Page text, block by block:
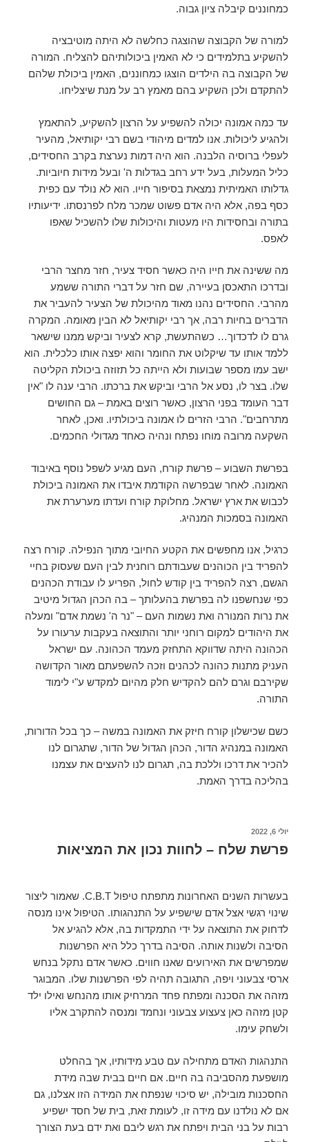
כמחוננים קיבלה ציון גבוה.
למורה של הקבוצה שהוצגה כחלשה לא היתה מוטיבציה
להשקיע בתלמידים כי לא האמין ביכולותיהם להצליח. המורה
של הקבוצה בה הילדים הוצגו כמחוננים, האמין ביכולת שלהם
להתקדם ולכן השקיע בהם מאמץ רב על מנת שיצליחו.
עד כמה אמונה יכולה להשפיע על הרצון להשקיע, להתאמץ
ולהגיע ליכולות. אנו למדים מיהודי בשם רבי יקותיאל, מהעיר
לעפלי ברוסיה הלבנה. הוא היה דמות נערצת בקרב החסידים,
כליל המעלות, בעל ידע רחב בגדלות ה' ובעל מידות חיוביות.
גדלותו האמיתית נמצאת בסיפור חייו. הוא לא נולד עם כפית
כסף בפה, אלא היה אדם פשוט שמכר מלח לפרנסתו. ידיעותיו
בתורה ובחסידות היו מעטות והיכולות שלו להשכיל שאפו
לאפס.
מה ששינה את חייו היה כאשר חסיד צעיר, חזר מחצר הרבי
ובדרכו התאכסן בעיירה, שם חזר על דברי התורה ששמע
מהרבי. החסידים נהנו מאוד מהיכולת של הצעיר להעביר את
הדברים בחיות רבה, אך רבי יקותיאל לא הבין מאומה. המקרה
גרם לו לדכדוך… כשהתעשת, קרא לצעיר וביקש ממנו שישאר
ללמד אותו עד שיקלוט את החומר והוא יפצה אותו כלכלית. הוא
ישב עמו מספר שבועות ולא הייתה כל תזוזה ביכולת הקליטה
שלו. בצר לו, נסע אל הרבי וביקש את ברכתו. הרבי ענה לו "אין
דבר העומד בפני הרצון, כאשר רוצים באמת – גם החושים
מתרחבים". הרבי הזרים לו אמונה ביכולתיו. ואכן, לאחר
השקעה מרובה מוחו נפתח ונהיה כאחד מגדולי החכמים.
בפרשת השבוע – פרשת קורח, העם מגיע לשפל נוסף באיבוד
האמונה. לאחר שבפרשה הקודמת איבדו את האמונה ביכולת
לכבוש את ארץ ישראל. מחלוקת קורח ועדתו מערערת את
האמונה בסמכות המנהיג.
כרגיל, אנו מחפשים את הקטע החיובי מתוך הנפילה. קורח רצה
להפריד בין הכוהנים שעבודתם רוחנית לבין העם שעסוק בחיי
הגשם, רצה להפריד בין קודש לחול, הפריע לו עבודת הכהנים
כפי שנחשפנו לה בפרשת בהעלותך – בה הכהן הגדול מיטיב
את נרות המנורה ואת נשמות העם – "נר ה' נשמת אדם" ומעלה
את היהודים למקום רוחני יותר והתוצאה בעקבות ערעורו על
הכהונה היתה שדווקא התחזק מעמד הכהונה. עם ישראל
העניק מתנות כהונה לכהנים וזכה להשפעתם מאור הקדושה
שקירבם וגרם להם להקדיש חלק מהיום למקדש ע"י לימוד
התורה.
כשם שכישלון קורח חיזק את האמונה במשה – כך בכל הדורות,
האמונה במנהיג הדור, הכהן הגדול של הדור, שתגרום לנו
להכיר את דרכו וללכת בה, תגרום לנו להעצים את עצמנו
בהליכה בדרך האמת.
יולי 6, 2022
פרשת שלח – לחוות נכון את המציאות
בעשרות השנים האחרונות מתפתח טיפול C.B.T. שאמור ליצור
שינוי רגשי אצל אדם שישפיע על התנהגותו. הטיפול אינו מנסה
לדחוק את התוצאה על ידי התמקדות בה, אלא להגיע אל
הסיבה ולשנות אותה. הסיבה בדרך כלל היא הפרשנות
שמפרשים את האירועים שאנו חווים. כאשר אדם נתקל בנחש
ארסי צבעוני ויפה, התגובה תהיה לפי הפרשנות שלו. המבוגר
מזהה את הסכנה ומפתח פחד המרחיק אותו מהנחש ואילו ילד
קטן מזהה כאן צעצוע צבעוני ונחמד ומנסה להתקרב אליו
ולשחק עימו.
התנהגות האדם מתחילה עם טבע מידותיו, אך בהחלט
מושפעת מהסביבה בה חיים. אם חיים בבית שבה מידת
החסכנות מובילה, יש סיכוי שנפתח את המידה הזו אצלנו, גם
אם לא נולדנו עם מידה זו, לעומת זאת, בית של חסד ישפיע
רבות על בני הבית ויפתח את רגש ליבם ואת ידם בעת הצורך